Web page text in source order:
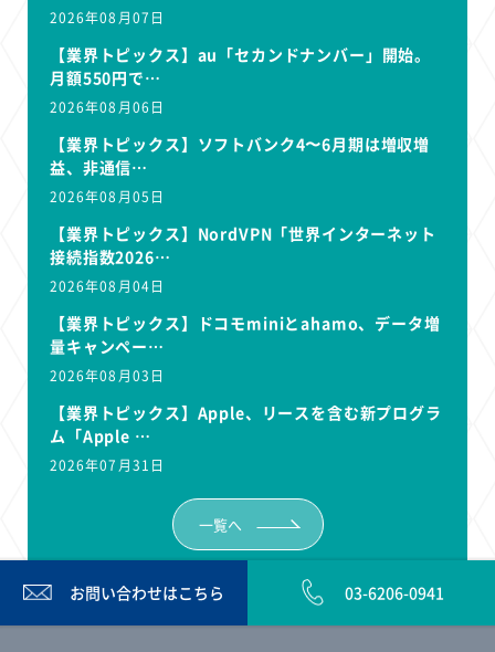
2026年08月07日
【業界トピックス】au「セカンドナンバー」開始。
月額550円で…
2026年08月06日
【業界トピックス】ソフトバンク4〜6月期は増収増
益、非通信…
2026年08月05日
【業界トピックス】NordVPN「世界インターネット
接続指数2026…
2026年08月04日
【業界トピックス】ドコモminiとahamo、データ増
量キャンペー…
2026年08月03日
【業界トピックス】Apple、リースを含む新プログラ
ム「Apple …
2026年07月31日
一覧へ
お問い合わせはこちら 03-6206-0941